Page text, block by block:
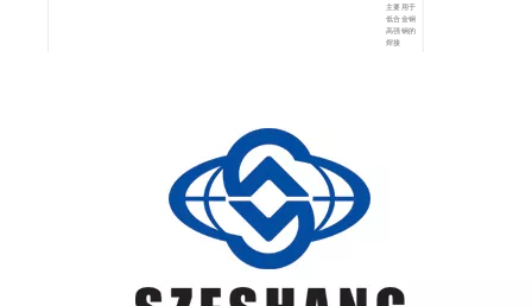
主要用于
低合金钢
高强钢的
焊接
0,65~0,95 ≤0,03 ≤0,03 ≥490 ≥372 ≥20
estructuras
de acero